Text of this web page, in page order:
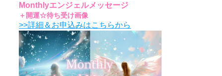
Monthlyエンジェルメッセージ
＋開運☆待ち受け画像
>>詳細＆お申込みはこちらから